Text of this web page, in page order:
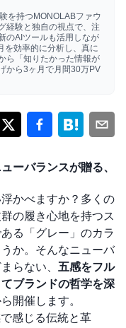
を持つMONOLABファウ
経験と独自の視点で、注
のAIツールも活用しなが
を効率的に分析し、真に
ら「知りたかった情報が
から3ヶ月で月間30万PV
ーバランスが贈る、
かべますか？多くの
の履き心地を持つス
る「グレー」のカラ
か。そんなニューバ
らない、 五感をフル
ブランドの哲学を深
開催します。
感じる伝統と革